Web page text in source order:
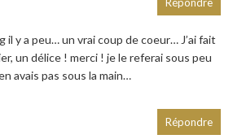
il y a peu… un vrai coup de coeur… J’ai fait
un délice ! merci ! je le referai sous peu
avais pas sous la main…
Répondre